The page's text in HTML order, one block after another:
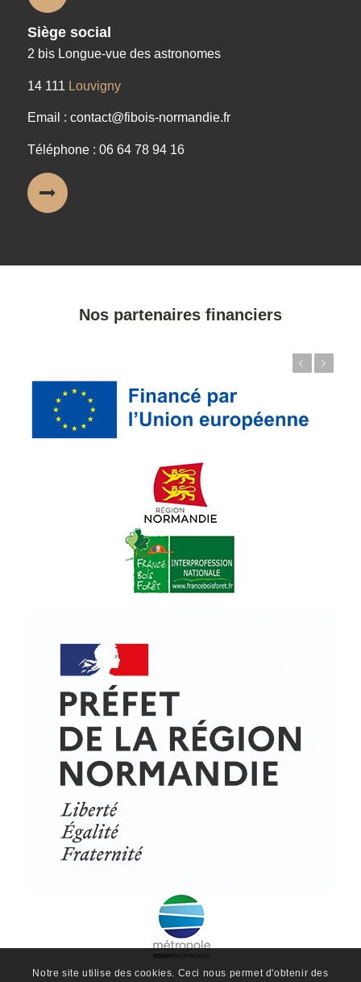
Siège social
2 bis Longue-vue des astronomes
14 111 Louvigny
Email : contact@fibois-normandie.fr
Téléphone : 06 64 78 94 16
Nos partenaires financiers
Mentions légales
Plan du site
Notre site utilise des cookies. Ceci nous permet d'obtenir des